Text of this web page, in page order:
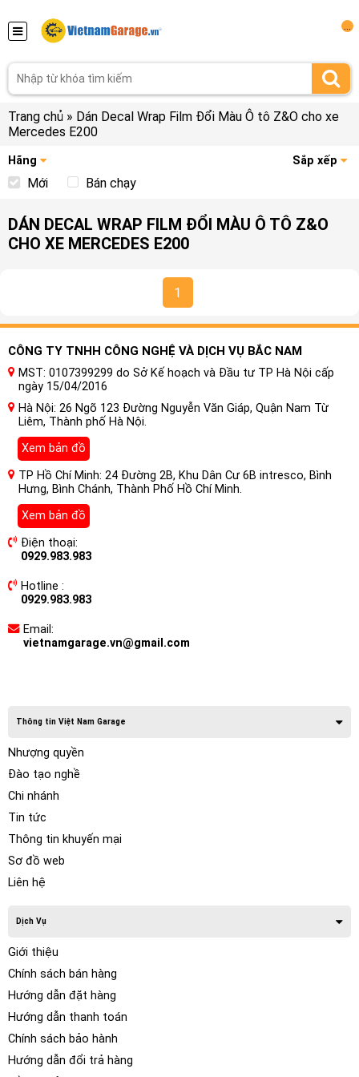
Trang chủ » Dán Decal Wrap Film Đổi Màu Ô tô Z&O cho xe
Mercedes E200
Hãng Sắp xếp
Mới Bán chạy
DÁN DECAL WRAP FILM ĐỔI MÀU Ô TÔ Z&O
CHO XE MERCEDES E200
1
CÔNG TY TNHH CÔNG NGHỆ VÀ DỊCH VỤ BẮC NAM
MST: 0107399299 do Sở Kế hoạch và Đầu tư TP Hà Nội cấp
ngày 15/04/2016
Hà Nội: 26 Ngõ 123 Đường Nguyễn Văn Giáp, Quận Nam Từ
Liêm, Thành phố Hà Nội.
Xem bản đồ
TP Hồ Chí Minh: 24 Đường 2B, Khu Dân Cư 6B intresco, Bình
Hưng, Bình Chánh, Thành Phố Hồ Chí Minh.
Xem bản đồ
Điện thoại:
0929.983.983
Hotline :
0929.983.983
Email:
vietnamgarage.vn@gmail.com
Thông tin Việt Nam Garage
Nhượng quyền
Đào tạo nghề
Chi nhánh
Tin tức
Thông tin khuyến mại
Sơ đồ web
Liên hệ
Dịch Vụ
Giới thiệu
Chính sách bán hàng
Hướng dẫn đặt hàng
Hướng dẫn thanh toán
Chính sách bảo hành
Hướng dẫn đổi trả hàng